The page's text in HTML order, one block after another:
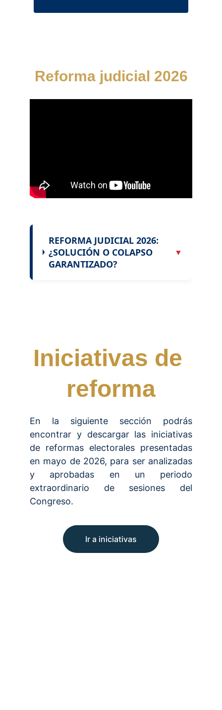
Reforma judicial 2026
Iniciativas de
reforma
En la siguiente sección podrás
encontrar y descargar las iniciativas
de reformas electorales presentadas
en mayo de 2026, para ser analizadas
y aprobadas en un periodo
extraordinario de sesiones del
Congreso.
Ir a iniciativas